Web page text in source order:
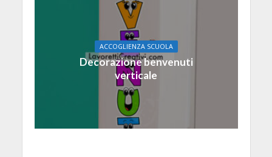
ACCOGLIENZA SCUOLA
Decorazione benvenuti
verticale